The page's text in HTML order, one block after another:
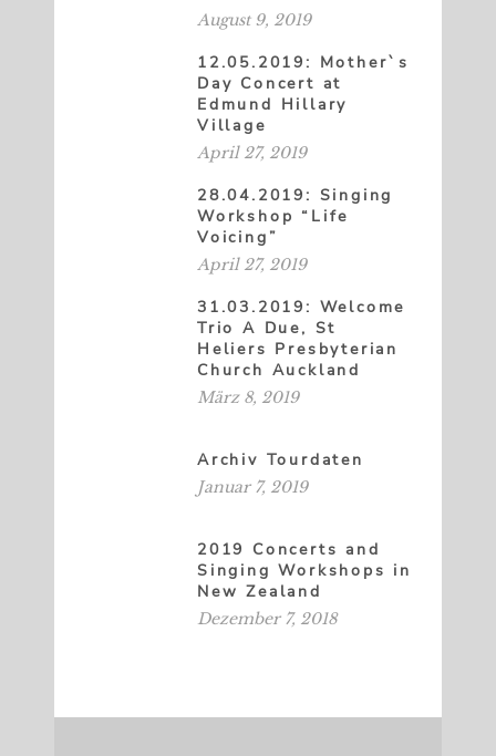
Day Concert at
Edmund Hillary
Village
April 27, 2019
Workshop “Life
Voicing”
April 27, 2019
Trio A Due, St
Heliers Presbyterian
Church Auckland
März 8, 2019
Januar 7, 2019
Singing Workshops in
New Zealand
Dezember 7, 2018